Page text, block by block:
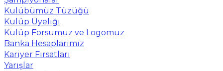
Kulübümüz Tüzüğü
Kulüp Üyeliği
Kulüp Forsumuz ve Logomuz
Banka Hesaplarımız
Kariyer Fırsatları
Yarışlar